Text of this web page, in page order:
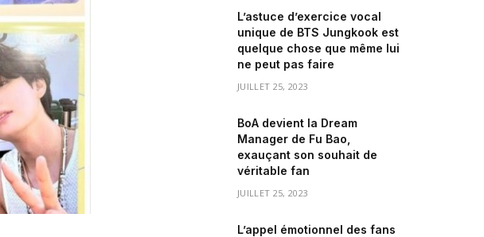
L’astuce d’exercice vocal
unique de BTS Jungkook est
quelque chose que même lui
ne peut pas faire
JUILLET 25, 2023
BoA devient la Dream
Manager de Fu Bao,
exauçant son souhait de
véritable fan
JUILLET 25, 2023
L’appel émotionnel des fans